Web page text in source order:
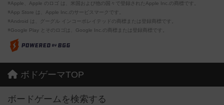
※Apple、Apple のロゴ は、米国および他の国々で登録されたApple Inc.の商標です。
※App Store は、Apple Inc.のサービスマークです。
※Android は、グーグル インコーポレイテッドの商標または登録商標です。
※Google Play とそのロゴは、Google Inc.の商標または登録商標です。
ボドゲーマTOP
ボードゲームを検索する